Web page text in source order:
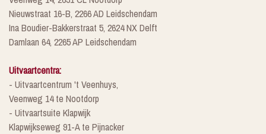
Nieuwstraat 16-B, 2266 AD Leidschendam
Ina Boudier-Bakkerstraat 5, 2624 NX Delft
Damlaan 64, 2265 AP Leidschendam
Uitvaartcentra:
- Uitvaartcentrum 't Veenhuys,
Veenweg 14 te Nootdorp
- Uitvaartsuite Klapwijk
Klapwijkseweg 91-A te Pijnacker